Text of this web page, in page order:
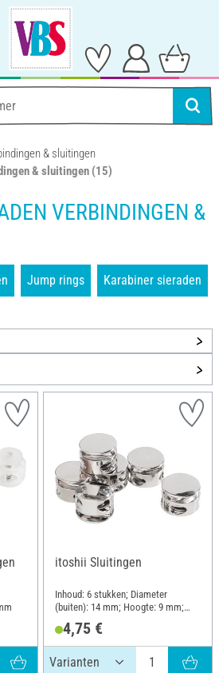
& sluitingen
& sluitingen (15)
VERBINDINGEN &
Jump rings Karabiner sieraden
itoshii Sluitingen
Inhoud: 6 stukken; Diameter
(buiten): 14 mm; Hoogte: 9 mm;
4,75 €